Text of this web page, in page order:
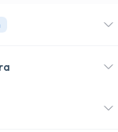
uzmanları